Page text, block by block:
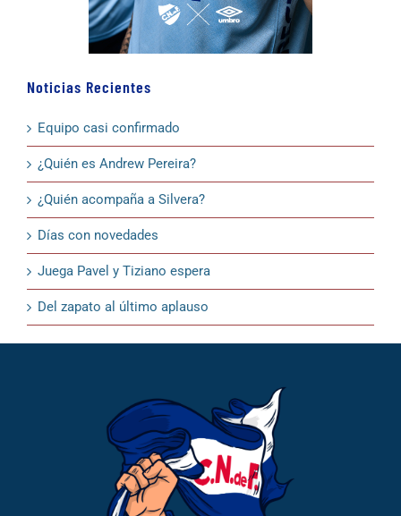
Noticias Recientes
Equipo casi confirmado
¿Quién es Andrew Pereira?
¿Quién acompaña a Silvera?
Días con novedades
Juega Pavel y Tiziano espera
Del zapato al último aplauso